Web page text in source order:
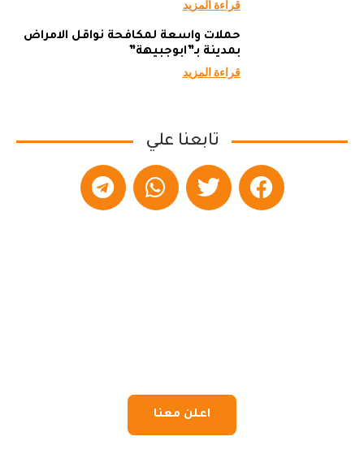
قراءة المزيد
حملات واسعة لمكافحة نواقل الامراض
بمدينة بـ”ابوجبيهة”
قراءة المزيد
تابعنا علي
اعلن معنا